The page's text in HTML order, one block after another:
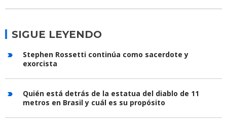
SIGUE LEYENDO
Stephen Rossetti continúa como sacerdote y
exorcista
Quién está detrás de la estatua del diablo de 11
metros en Brasil y cuál es su propósito